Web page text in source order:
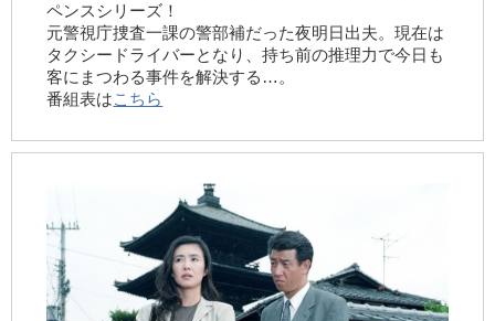
ペンスシリーズ！
元警視庁捜査一課の警部補だった夜明日出夫。現在は
タクシードライバーとなり、持ち前の推理力で今日も
客にまつわる事件を解決する…。
番組表はこちら